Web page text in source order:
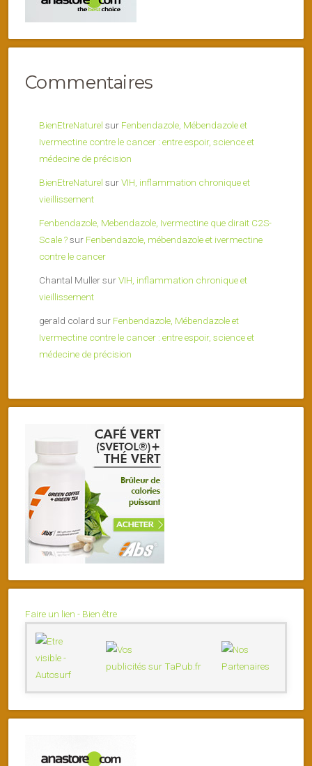
Commentaires
BienEtreNaturel sur Fenbendazole, Mébendazole et
Ivermectine contre le cancer : entre espoir, science et
médecine de précision
BienEtreNaturel surVIH, inflammation chronique et
vieillissement
Fenbendazole, Mebendazole, Ivermectine que dirait C2S-
Scale ?sur Fenbendazole, mébendazole et ivermectine
contre le cancer
Chantal MullersurVIH, inflammation chronique et
vieillissement
gerald colard sur Fenbendazole, Mébendazole et
Ivermectine contre le cancer : entre espoir, science et
médecine de précision
Faire un lien - Bien être